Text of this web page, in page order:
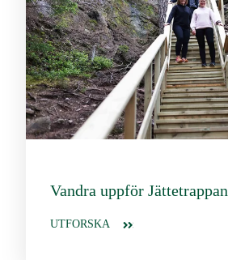
Vandra uppför Jättetrappan
UTFORSKA